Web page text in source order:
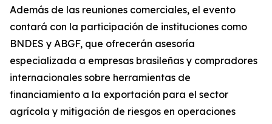
Además de las reuniones comerciales, el evento
contará con la participación de instituciones como
BNDES y ABGF, que ofrecerán asesoría
especializada a empresas brasileñas y compradores
internacionales sobre herramientas de
financiamiento a la exportación para el sector
agrícola y mitigación de riesgos en operaciones